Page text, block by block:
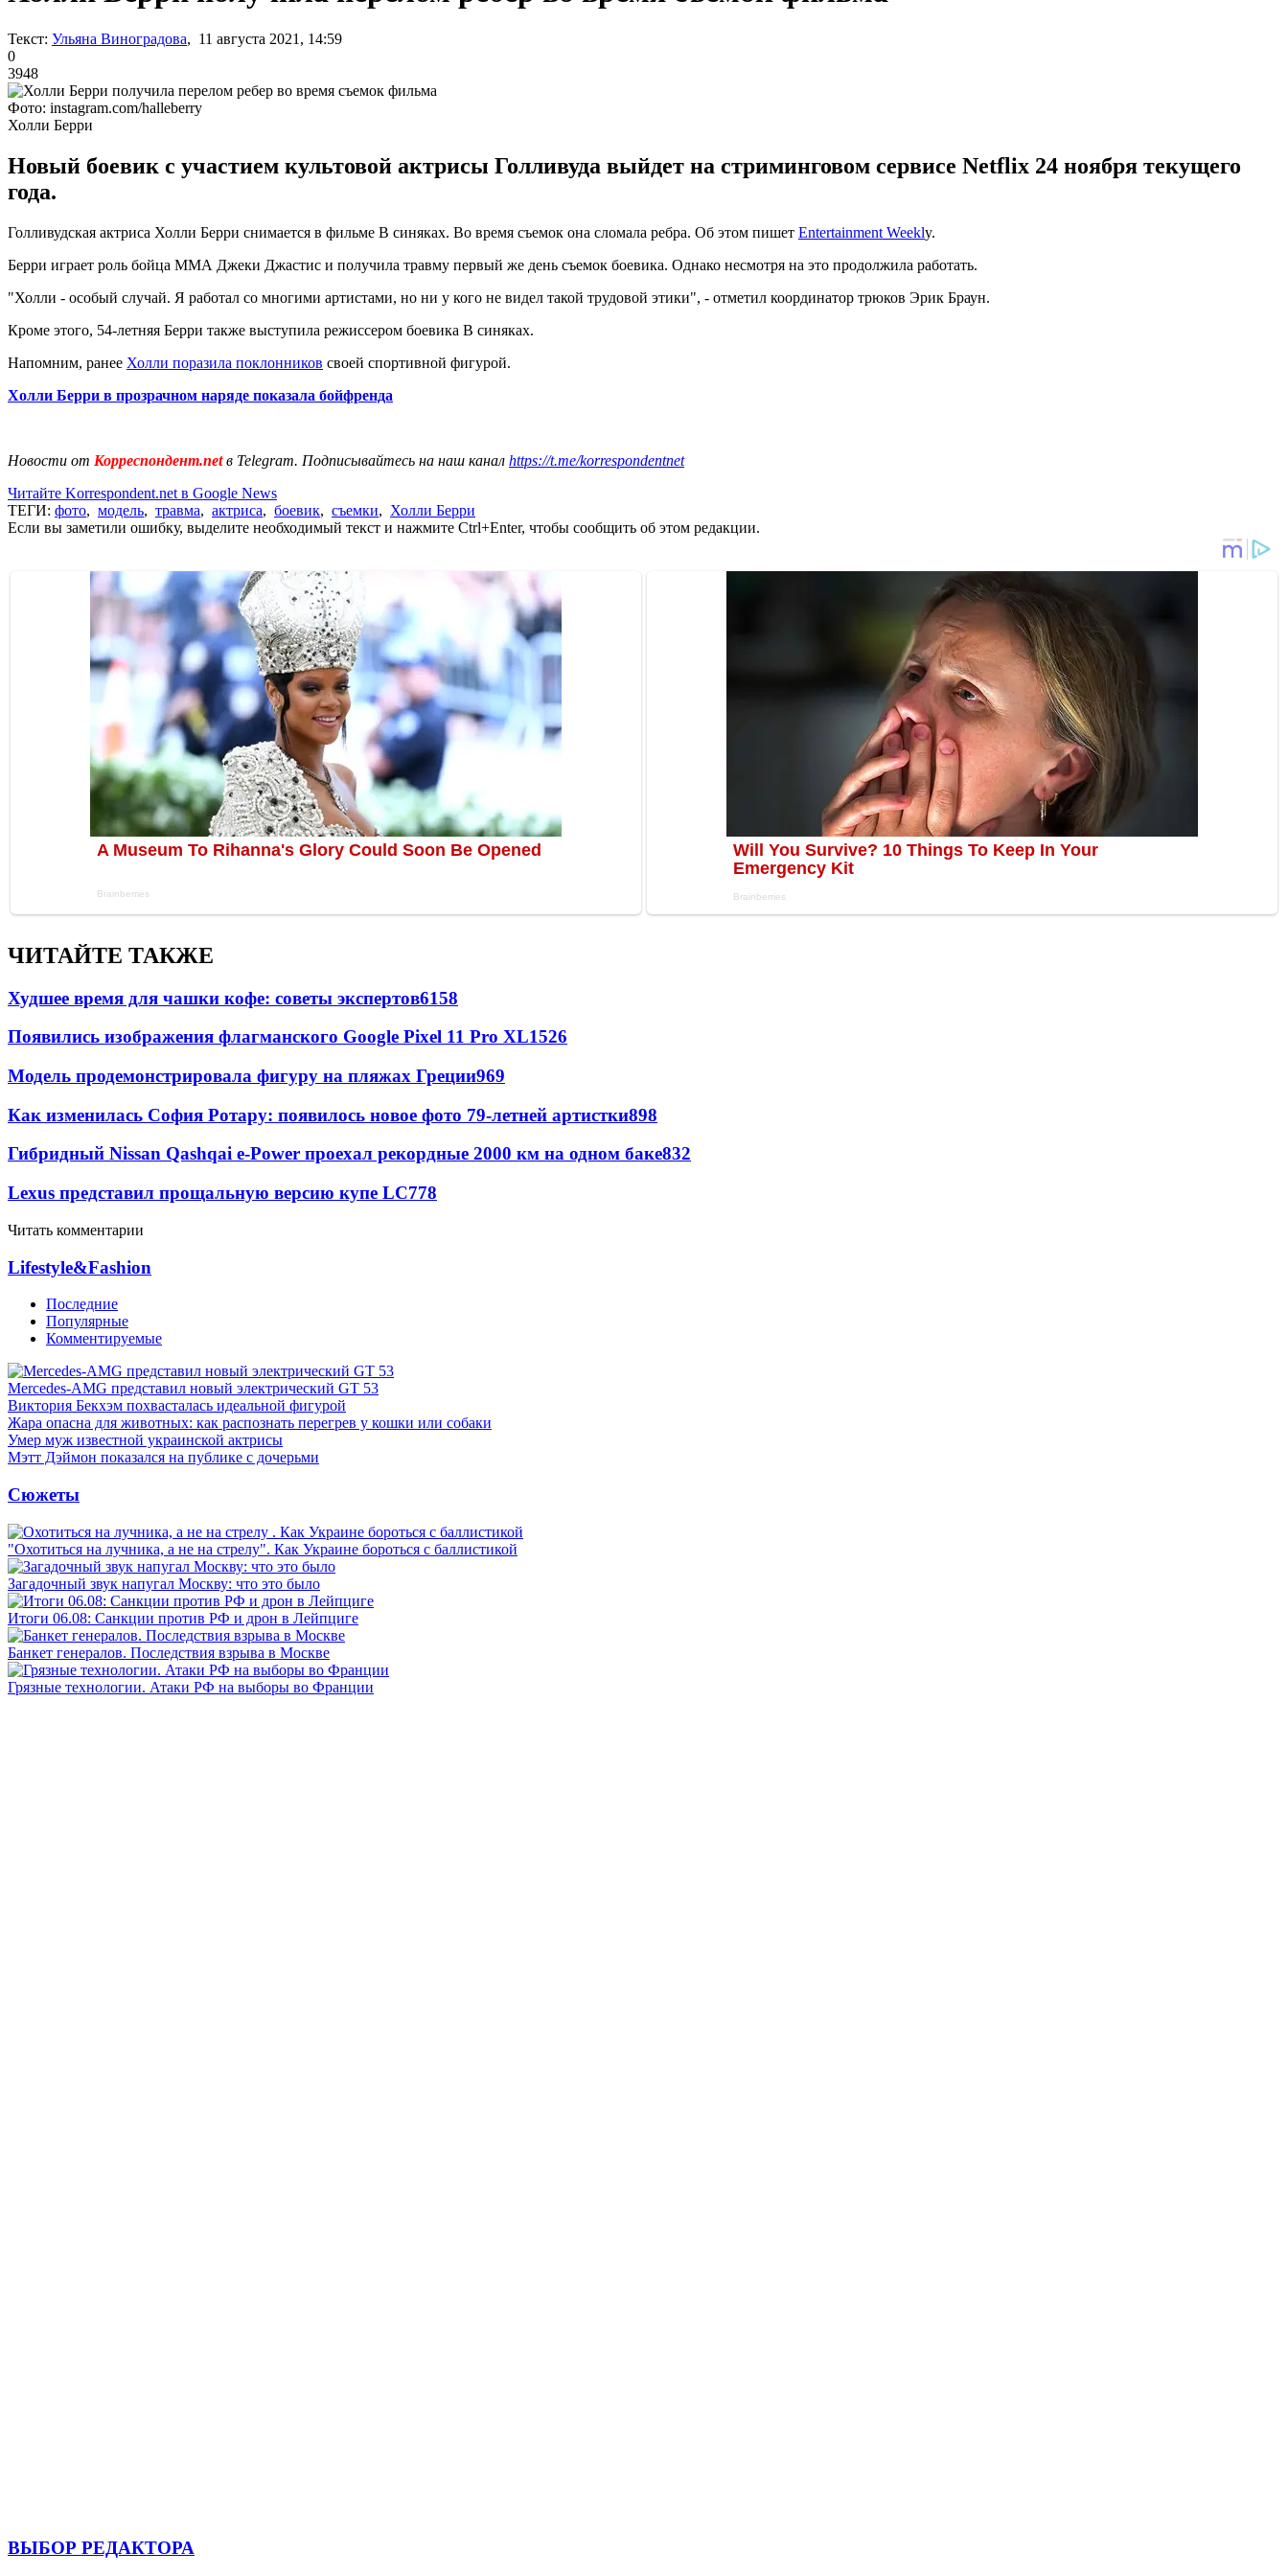
Текст: Ульяна Виноградова, 11 августа 2021, 14:59
0
3948
Фото: instagram.com/halleberry
Холли Берри
Новый боевик с участием культовой актрисы Голливуда выйдет на стриминговом сервисе Netflix 24 ноября текущего
года.
Голливудская актриса Холли Берри снимается в фильме В синяках. Во время съемок она сломала ребра. Об этом пишет Entertainment Weekly.
Берри играет роль бойца ММА Джеки Джастис и получила травму первый же день съемок боевика. Однако несмотря на это продолжила работать.
"Холли - особый случай. Я работал со многими артистами, но ни у кого не видел такой трудовой этики", - отметил координатор трюков Эрик Браун.
Кроме этого, 54-летняя Берри также выступила режиссером боевика В синяках.
Напомним, ранее Холли поразила поклонников своей спортивной фигурой.
Холли Берри в прозрачном наряде показала бойфренда
Новости от Корреспондент.netв Telegram. Подписывайтесь на наш канал https://t.me/korrespondentnet
Читайте Korrespondent.net в Google News
ТЕГИ: фото, модель, травма, актриса, боевик, съемки, Холли Берри
Если вы заметили ошибку, выделите необходимый текст и нажмите Ctrl+Enter, чтобы сообщить об этом редакции.
ЧИТАЙТЕ ТАКЖЕ
Худшее время для чашки кофе: советы экспертов6158
Появились изображения флагманского Google Pixel 11 Pro XL1526
Модель продемонстрировала фигуру на пляжах Греции969
Как изменилась София Ротару: появилось новое фото 79-летней артистки898
Гибридный Nissan Qashqai e-Power проехал рекордные 2000 км на одном баке832
Lexus представил прощальную версию купе LC778
Читать комментарии
Lifestyle&Fashion
Последние
Популярные
Комментируемые
Mercedes-AMG представил новый электрический GT 53
Виктория Бекхэм похвасталась идеальной фигурой
Жара опасна для животных: как распознать перегрев у кошки или собаки
Умер муж известной украинской актрисы
Мэтт Дэймон показался на публике с дочерьми
Сюжеты
"Охотиться на лучника, а не на стрелу". Как Украине бороться с баллистикой
Загадочный звук напугал Москву: что это было
Итоги 06.08: Санкции против РФ и дрон в Лейпциге
Банкет генералов. Последствия взрыва в Москве
Грязные технологии. Атаки РФ на выборы во Франции
ВЫБОР РЕДАКТОРА